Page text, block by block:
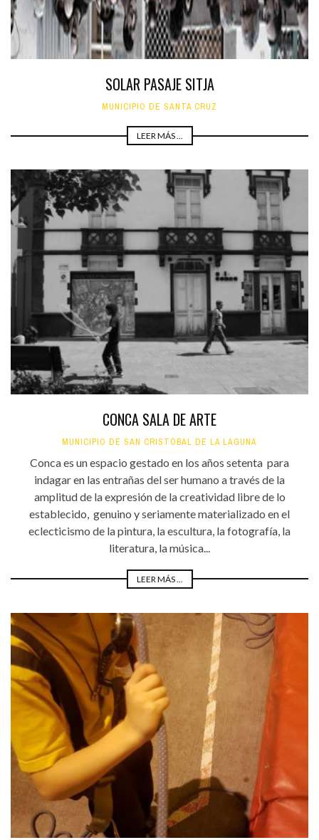
SOLAR PASAJE SITJA
MUNICIPIO DE SANTA CRUZ
LEER MÁS ...
CONCA SALA DE ARTE
MUNICIPIO DE SAN CRISTÓBAL DE LA LAGUNA
Conca es un espacio gestado en los años setenta para
indagar en las entrañas del ser humano a través de la
amplitud de la expresión de la creatividad libre de lo
establecido, genuino y seriamente materializado en el
eclecticismo de la pintura, la escultura, la fotografía, la
literatura, la música...
LEER MÁS ...